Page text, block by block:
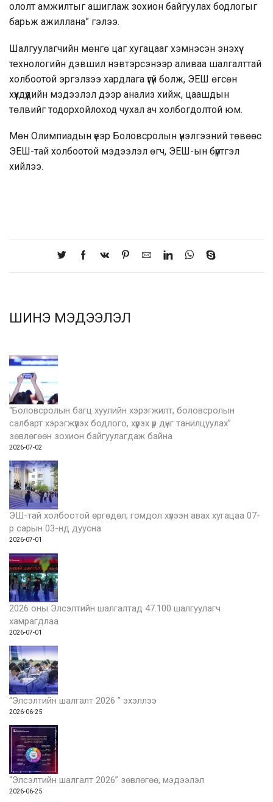
ололт амжилтыг ашиглаж зохион байгуулах бодлогыг
барьж ажиллана” гэлээ.
Шалгуулагчийн мөнгө цаг хугацааг хэмнэсэн энэхүү
технологийн дэвшил нэвтэрсэнээр аливаа шалгалттай
холбоотой эргэлзээ хардлага үгүй болж, ЭЕШ өгсөн
хүүхдүүдийн мэдээлэл дээр анализ хийж, цаашдын
төлвийг тодорхойлоход чухал ач холбогдолтой юм.
Мөн Олимпиадын үеэр Боловсролын үнэлгээний төвөөс
ЭЕШ-тай холбоотой мэдээлэл өгч, ЭЕШ-ын бүртгэл
хийлээ.
ШИНЭ МЭДЭЭЛЭЛ
“Боловсролын багц хуулийн хэрэгжилт, боловсролын
салбарт хэрэгжүүлэх бодлого, хүрэх үр дүнг танилцуулах”
зөвлөгөөн зохион байгуулагдаж байна
2026-07-02
ЭШ-тай холбоотой өргөдөл, гомдол хүлээн авах хугацаа 07-
р сарын 03-нд дуусна
2026-07-01
2026 оны Элсэлтийн шалгалтад 47.100 шалгуулагч
хамрагдлаа
2026-07-01
“Элсэлтийн шалгалт 2026 ” эхэллээ
2026-06-25
“Элсэлтийн шалгалт 2026” зөвлөгөө, мэдээлэл
2026-06-25